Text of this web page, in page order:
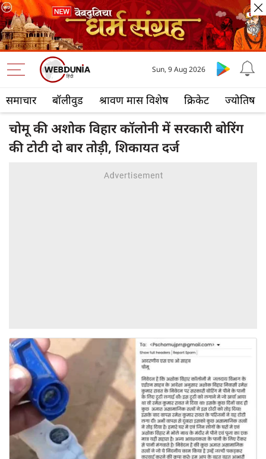
समाचार बॉलीवुड श्रावण मास विशेष क्रिकेट ज्योतिष
Sun, 9 Aug 2026
चोमू की अशोक विहार कॉलोनी में सरकारी बोरिंग
की टोटी दो बार तोड़ी, शिकायत दर्ज